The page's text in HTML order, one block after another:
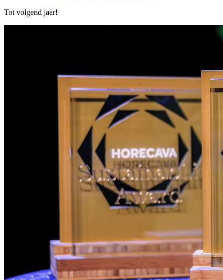
Tot volgend jaar!